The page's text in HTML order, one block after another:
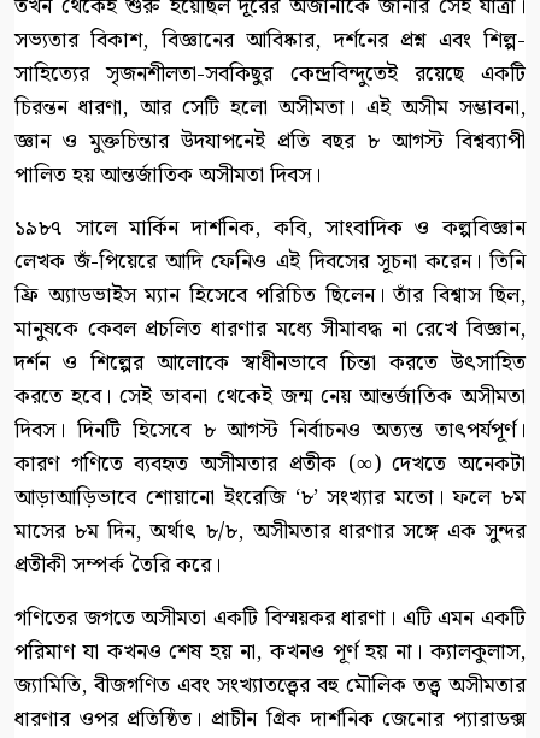
সভ্যতার বিকাশ, বিজ্ঞানের আবিষ্কার, দর্শনের প্রশ্ন এবং শিল্প-
সাহিত্যের সৃজনশীলতা-সবকিছুর কেন্দ্রবিন্দুতেই রয়েছে একটি
চিরন্তন ধারণা, আর সেটি হলো অসীমতা। এই অসীম সম্ভাবনা,
জ্ঞান ও মুক্তচিন্তার উদযাপনেই প্রতি বছর ৮ আগস্ট বিশ্বব্যাপী
পালিত হয় আন্তর্জাতিক অসীমতা দিবস।
১৯৮৭ সালে মার্কিন দার্শনিক, কবি, সাংবাদিক ও কল্পবিজ্ঞান
লেখক জঁ-পিয়েরে আদি ফেনিও এই দিবসের সূচনা করেন। তিনি
ফ্রি অ্যাডভাইস ম্যান হিসেবে পরিচিত ছিলেন। তাঁর বিশ্বাস ছিল,
মানুষকে কেবল প্রচলিত ধারণার মধ্যে সীমাবদ্ধ না রেখে বিজ্ঞান,
দর্শন ও শিল্পের আলোকে স্বাধীনভাবে চিন্তা করতে উৎসাহিত
করতে হবে। সেই ভাবনা থেকেই জন্ম নেয় আন্তর্জাতিক অসীমতা
দিবস। দিনটি হিসেবে ৮ আগস্ট নির্বাচনও অত্যন্ত তাৎপর্যপূর্ণ।
কারণ গণিতে ব্যবহৃত অসীমতার প্রতীক (∞) দেখতে অনেকটা
আড়াআড়িভাবে শোয়ানো ইংরেজি ‘৮’ সংখ্যার মতো। ফলে ৮ম
মাসের ৮ম দিন, অর্থাৎ ৮/৮, অসীমতার ধারণার সঙ্গে এক সুন্দর
প্রতীকী সম্পর্ক তৈরি করে।
গণিতের জগতে অসীমতা একটি বিস্ময়কর ধারণা। এটি এমন একটি
পরিমাণ যা কখনও শেষ হয় না, কখনও পূর্ণ হয় না। ক্যালকুলাস,
জ্যামিতি, বীজগণিত এবং সংখ্যাতত্ত্বের বহু মৌলিক তত্ত্ব অসীমতার
ধারণার ওপর প্রতিষ্ঠিত। প্রাচীন গ্রিক দার্শনিক জেনোর প্যারাডক্স